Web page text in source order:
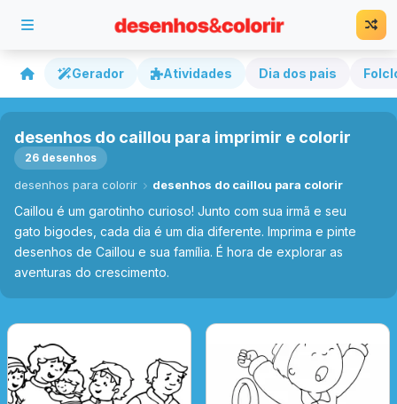
Gerador Atividades Dia dos pais
desenhos do caillou para imprimir e colorir
26 desenhos
desenhos para colorir desenhos do caillou para colorir
Caillou é um garotinho curioso! Junto com sua irmã e seu
gato bigodes, cada dia é um dia diferente. Imprima e pinte
desenhos de Caillou e sua família. É hora de explorar as
aventuras do crescimento.